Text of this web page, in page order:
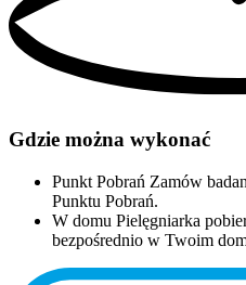
Gdzie można wykonać
Punkt Pobrań Zamów
Punktu Pobrań.
W domu Pielęgniarka
bezpośrednio w Twoim